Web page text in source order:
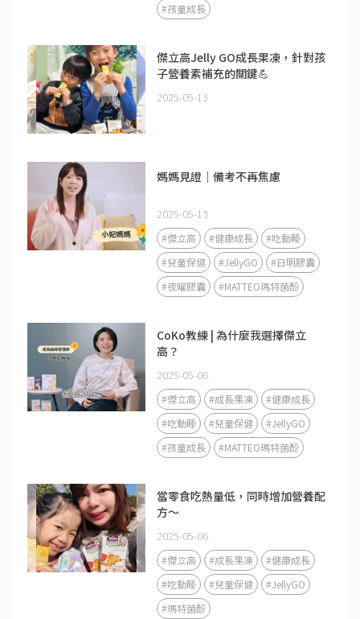
#孩童成長
傑立高Jelly GO成長果凍，針對孩
子營養素補充的關鍵💪
2025-05-13
媽媽見證｜備考不再焦慮
2025-05-13
#傑立高 #健康成長
#吃動睡
#兒童保健
#JellyGO
#日明膠囊
#夜曜膠囊
#MATTEO瑪特菌酚
CoKo教練 | 為什麼我選擇傑立
高？
2025-05-06
#傑立高 #成長果凍
#健康成長
#吃動睡
#兒童保健
#JellyGO
#孩童成長
#MATTEO瑪特菌酚
當零食吃熱量低，同時增加營養配
方～
2025-05-06
#傑立高 #成長果凍
#健康成長
#吃動睡
#兒童保健
#JellyGO
#瑪特菌酚